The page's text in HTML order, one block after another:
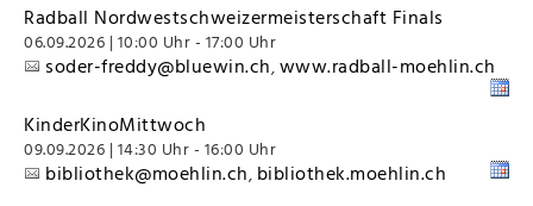
Radball Nordwestschweizermeisterschaft Finals
06.09.2026 | 10:00 Uhr - 17:00 Uhr
soder-freddy@bluewin.ch,www.radball-moehlin.ch
KinderKinoMittwoch
09.09.2026 | 14:30 Uhr - 16:00 Uhr
bibliothek@moehlin.ch, bibliothek.moehlin.ch